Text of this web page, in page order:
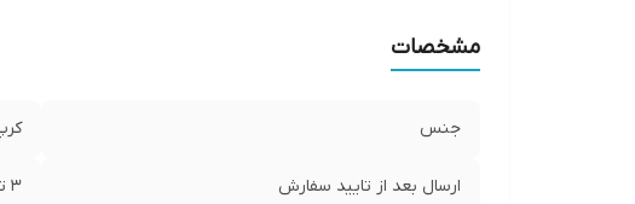
مشخصات
جنس
ارسال بعد از تایید سفارش 3 تا 5 روز